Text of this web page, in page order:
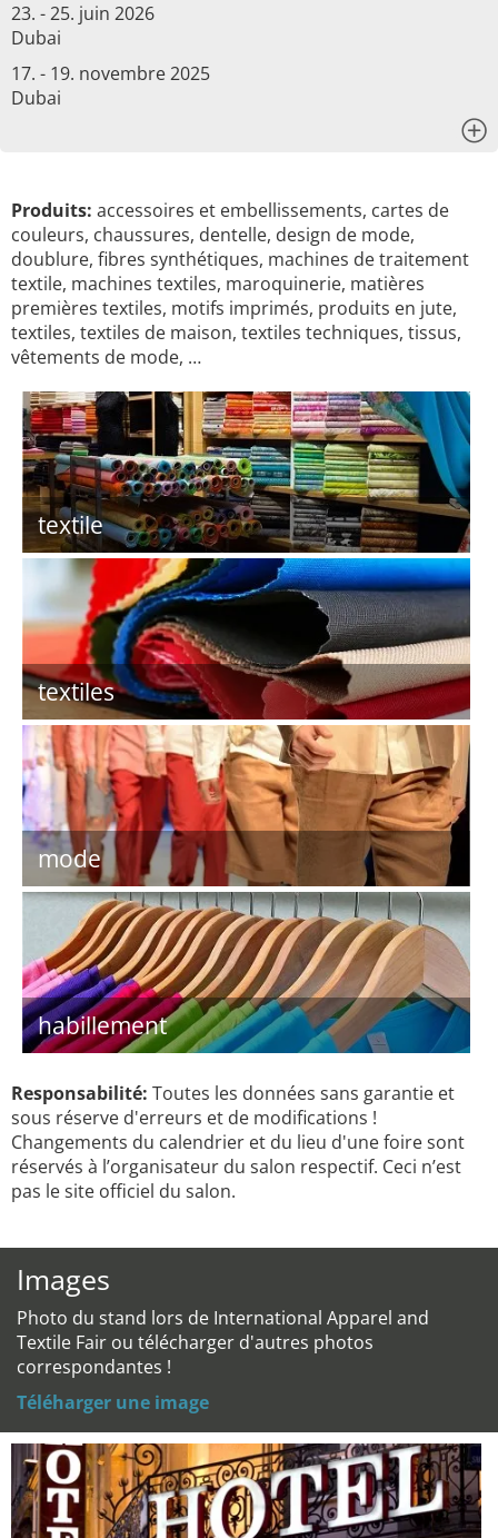
23. - 25. juin 2026
Dubai
17. - 19. novembre 2025
Dubai
Produits: accessoires et embellissements, cartes de
couleurs, chaussures, dentelle, design de mode,
doublure, fibres synthétiques, machines de traitement
textile, machines textiles, maroquinerie, matières
premières textiles, motifs imprimés, produits en jute,
textiles, textiles de maison, textiles techniques, tissus,
vêtements de mode, …
textile
textiles
mode
habillement
Responsabilité: Toutes les données sans garantie et
sous réserve d'erreurs et de modifications !
Changements du calendrier et du lieu d'une foire sont
réservés à l’organisateur du salon respectif. Ceci n’est
pas le site officiel du salon.
Images
Photo du stand lors de International Apparel and
Textile Fair ou télécharger d'autres photos
correspondantes !
Téléharger une image